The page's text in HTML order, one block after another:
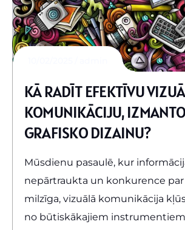
KĀ RADĪT EFEKTĪVU
KOMUNIKĀCIJU,
GRAFISKO DIZAINU?
Mūsdienu pasaulē, kur
nepārtraukta un konkurence
milzīga, vizuālā komunikācija
no būtiskākajiem